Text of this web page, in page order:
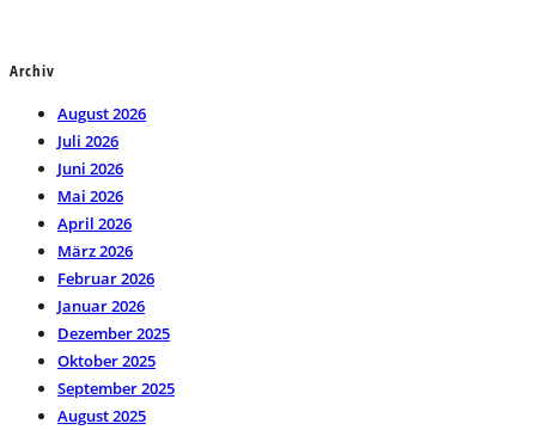
Archiv
August 2026
Juli 2026
Juni 2026
Mai 2026
April 2026
März 2026
Februar 2026
Januar 2026
Dezember 2025
Oktober 2025
September 2025
August 2025